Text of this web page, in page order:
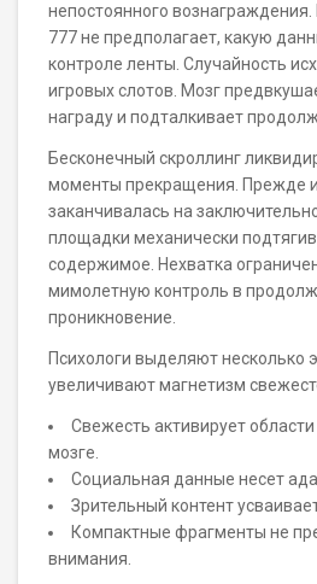
непостоянного вознаграждения.
777 не предполагает, какую
контроле ленты. Случайность
игровых слотов. Мозг
награду и подталкивает
Бесконечный скроллинг
моменты прекращения. Прежде
заканчивалась на
площадки механически
содержимое. Нехватка
мимолетную контроль в
проникновение.
Психологи выделяют несколько
увеличивают магнетизм
Свежесть активирует
мозге.
Социальная данные несет
Зрительный контент
Компактные фрагменты не
внимания.